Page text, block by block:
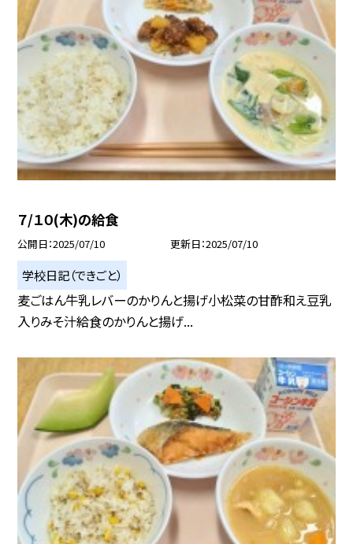
７/１０(木)の給食
公開日 2025/07/10 更新日 2025/07/10
学校日記（できごと）
麦ごはん牛乳レバーのかりんと揚げ小松菜の甘酢和え豆乳
入りみそ汁給食のかりんと揚げ...